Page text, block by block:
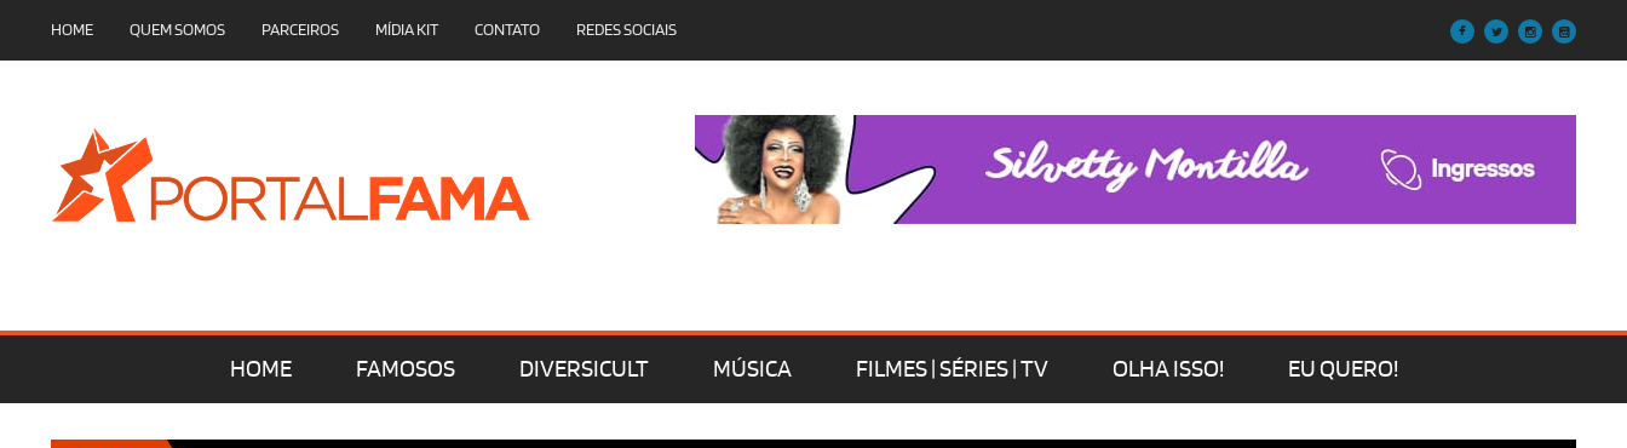
HOME QUEM SOMOS PARCEIROS MÍDIA KIT CONTATO REDES SOCIAIS
HOME FAMOSOS DIVERSICULT MÚSICA FILMES | SÉRIES | TV OLHA ISSO! EU QUERO!